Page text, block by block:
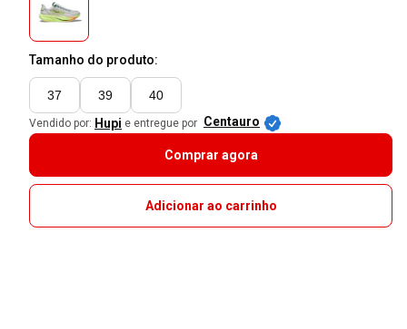
Tamanho do produto:
37 39 40
Vendido por: Hupi e entregue por Centauro
Comprar agora
Adicionar ao carrinho